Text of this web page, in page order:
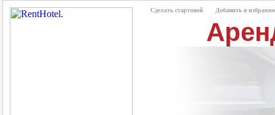
Сделать стартовой Добавить в